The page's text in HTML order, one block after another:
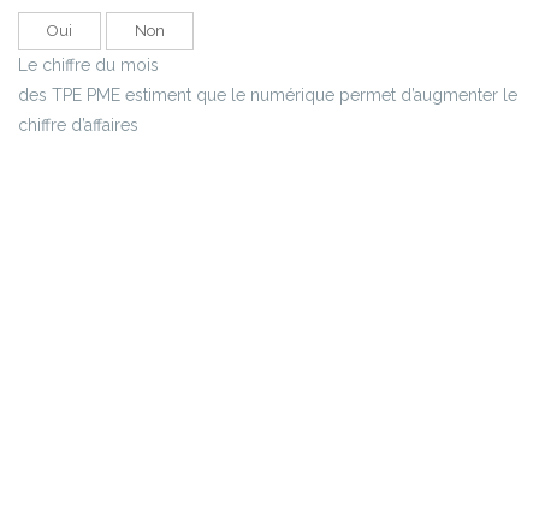
Oui Non
Le chiffre du mois
des TPE PME estiment que le numérique permet d’augmenter le
chiffre d’affaires